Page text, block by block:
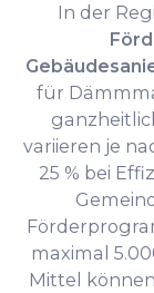
In der
für
variieren je
25 % bei
maximal
Mittel können